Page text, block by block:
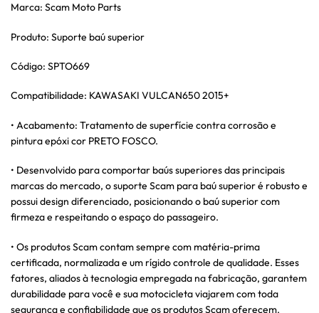
Marca: Scam Moto Parts
Produto: Suporte baú superior
Código: SPTO669
Compatibilidade: KAWASAKI VULCAN650 2015+
• Acabamento: Tratamento de superfície contra corrosão e
pintura epóxi cor PRETO FOSCO.
• Desenvolvido para comportar baús superiores das principais
marcas do mercado, o suporte Scam para baú superior é robusto e
possui design diferenciado, posicionando o baú superior com
firmeza e respeitando o espaço do passageiro.
• Os produtos Scam contam sempre com matéria-prima
certificada, normalizada e um rígido controle de qualidade. Esses
fatores, aliados à tecnologia empregada na fabricação, garantem
durabilidade para você e sua motocicleta viajarem com toda
segurança e confiabilidade que os produtos Scam oferecem.